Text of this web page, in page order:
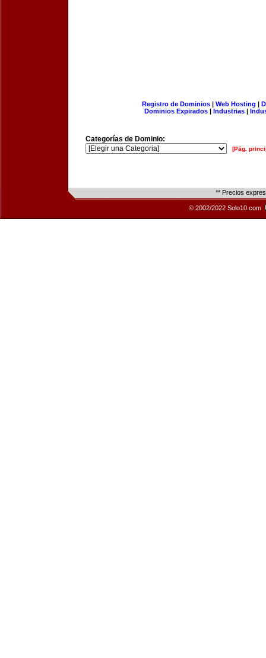
Registro de Dominios| Web Hosting |
Dominios Expirados | Industrias |
Categorías de Dominio:
[Pág.
** Precios
© 2002/2022 Solo10.com